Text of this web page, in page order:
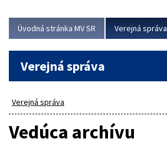
Úvodná stránka MV SR Verejná správa
Verejná správa
Verejná správa
Vedúca archívu